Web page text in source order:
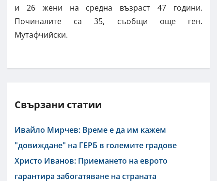
и 26 жени на средна възраст 47 години.
Починалите са 35, съобщи още ген.
Мутафчийски.
Свързани статии
Ивайло Мирчев: Време е да им кажем
"довиждане" на ГЕРБ в големите градове
Христо Иванов: Приемането на еврото
гарантира забогатяване на страната